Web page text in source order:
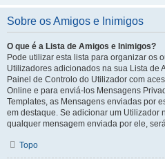
Sobre os Amigos e Inimigos
O que é a Lista de Amigos e Inimigos?
Pode utilizar esta lista para organizar os
Utilizadores adicionados na sua Lista de
Painel de Controlo do Utilizador com
Online e para enviá-los Mensagens
Templates, as Mensagens enviadas por
em destaque. Se adicionar um Utilizador
qualquer mensagem enviada por ele,
Topo